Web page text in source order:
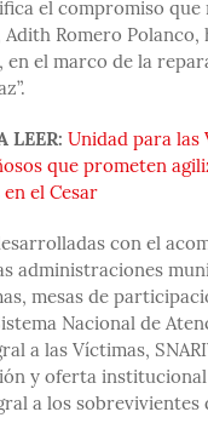
el compromiso que
Romero Polanco,
en el marco de la
LEER: Unidad para las
que prometen
el Cesar
con el
administraciones
mesas de
Nacional de
a las Víctimas,
y oferta
a los sobrevivientes